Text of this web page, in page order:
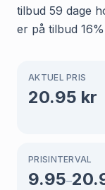
tilbud 59 dage
er på tilbud
AKTUEL PRIS
20.95 kr
PRISINTERVAL
9.95–